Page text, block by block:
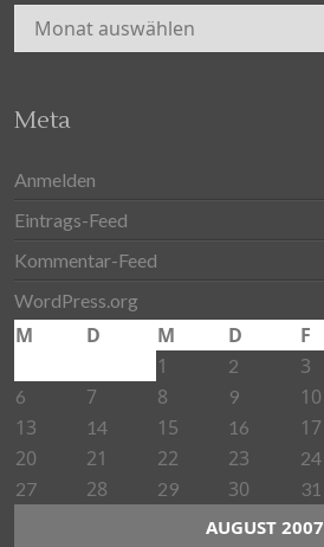
Archiv
Meta
Anmelden
Eintrags-Feed
Kommentar-Feed
WordPress.org
AUGUST 2007
M D M D F
1
2 3
6 7 8 9 10
13
14 15 16 17
20
21 22 23 24
27 28 29 30 31